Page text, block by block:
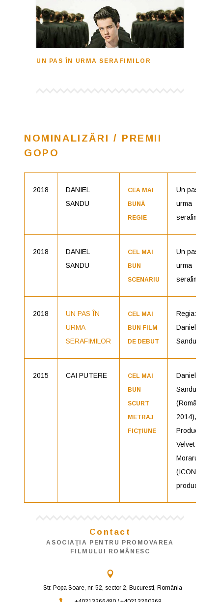
UN PAS ÎN URMA SERAFIMILOR
NOMINALIZĂRI / PREMII
GOPO
2018
DANIEL
SANDU
CEA MAI
BUNĂ
REGIE
Un pas în
urma
serafimilor
2018
DANIEL
SANDU
CEL MAI
BUN
SCENARIU
Un pas în
urma
serafimilor
2018
UN PAS ÎN
URMA
SERAFIMILOR
CEL MAI
BUN FILM
DE DEBUT
Regia:
Daniel
Sandu
2015 CAI PUTERE
CEL MAI
BUN
SCURT
METRAJ
FICȚIUNE
Daniel
Sandu,
(România,
2014),
Producător:
Velvet
Moraru
(ICON
production)
Contact
ASOCIAŢIA PENTRU PROMOVAREA
FILMULUI ROMÂNESC
Str. Popa Soare, nr. 52, sector 2, Bucuresti, România